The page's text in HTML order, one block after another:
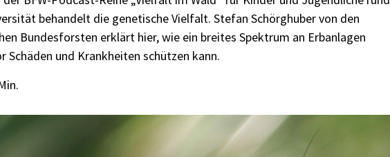
behandelt die genetische Vielfalt. Stefan Schörghuber von den
Bundesforsten erklärt hier, wie ein breites Spektrum an Erbanlagen
Schäden und Krankheiten schützen kann.